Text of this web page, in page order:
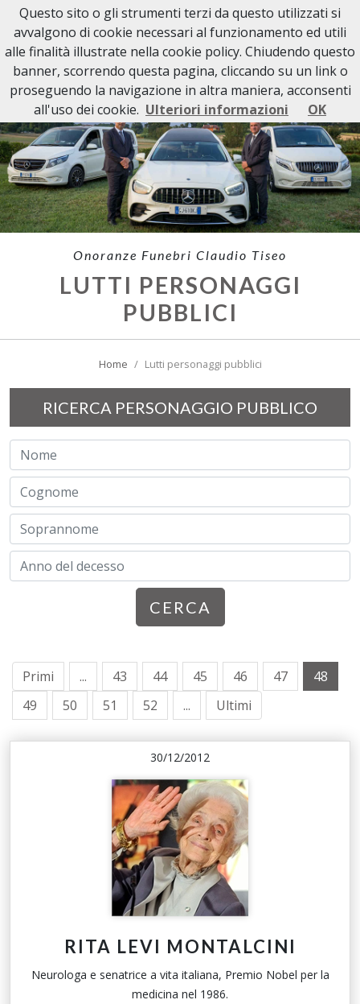
Onoranze Funebri Claudio Tiseo
LUTTI PERSONAGGI
PUBBLICI
Home Lutti personaggi pubblici
RICERCA PERSONAGGIO PUBBLICO
CERCA
Primi ... 43 44 45 46 47
48
49
50 51 52 ... Ultimi
30/12/2012
RITA LEVI MONTALCINI
Neurologa e senatrice a vita italiana, Premio Nobel per la
medicina nel 1986.
Questo sito o gli strumenti terzi da questo utilizzati si
avvalgono di cookie necessari al funzionamento ed utili
alle finalità illustrate nella cookie policy. Chiudendo questo
banner, scorrendo questa pagina, cliccando su un link o
proseguendo la navigazione in altra maniera, acconsenti
all'uso dei cookie. Ulteriori informazioni OK